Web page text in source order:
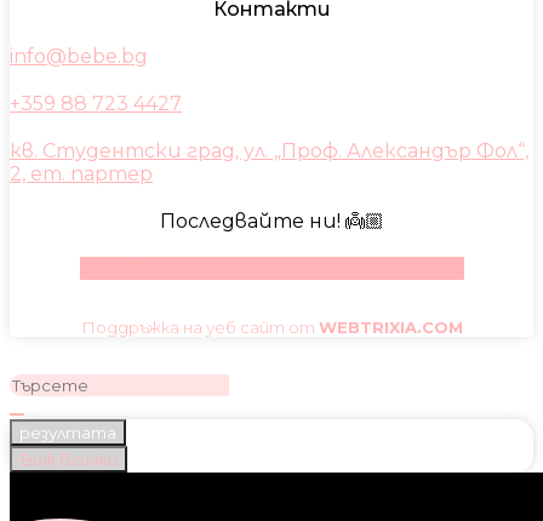
Контакти
info@bebe.bg
+359 88 723 4427
кв. Студентски град, ул. „Проф. Александър Фол“,
2, ет. партер
Последвайте ни! 👼🏼
Поддръжка на уеб сайт от WEBTRIXIA.COM
резултата
Виж всички